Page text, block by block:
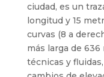
ciudad, es un
longitud y 15
curvas (8 a
más larga de
técnicas y